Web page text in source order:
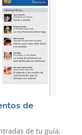
de
de tu guía,